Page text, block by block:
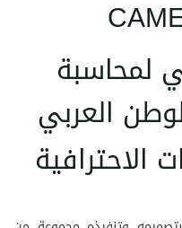
لمحاسبة
العربي
الاحترافية